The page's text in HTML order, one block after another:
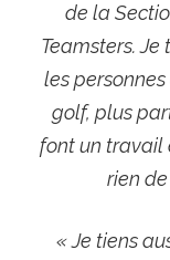
de la
Teamsters. Je
les
golf, plus
font un travail
rien
« Je tiens